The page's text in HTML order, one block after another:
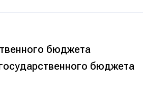
бюджета
бюджета